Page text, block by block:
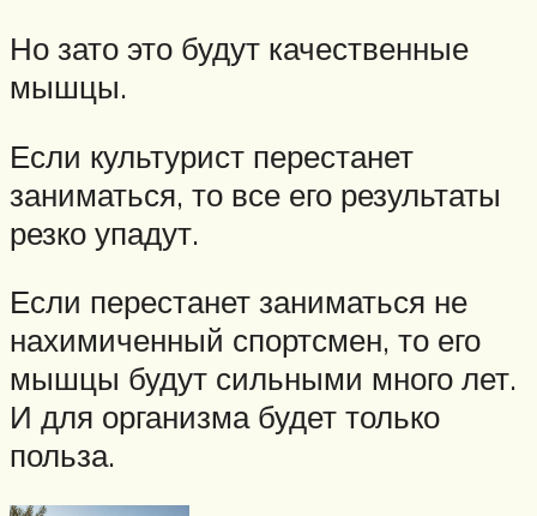
Но зато это будут качественные
мышцы.
Если культурист перестанет
заниматься, то все его результаты
резко упадут.
Если перестанет заниматься не
нахимиченный спортсмен, то его
мышцы будут сильными много лет.
И для организма будет только
польза.